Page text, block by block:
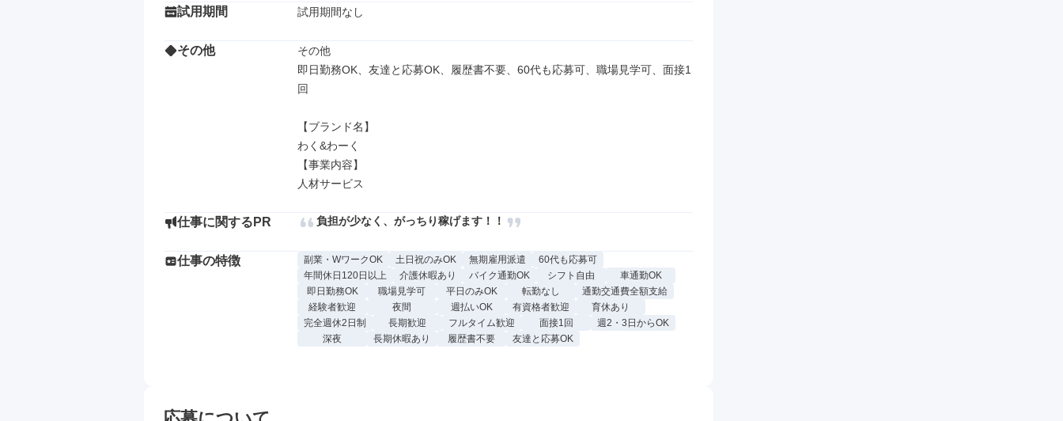
試用期間 試用期間なし
その他
その他
即日勤務OK、友達と応募OK、履歴書不要、60代も応募可、職場見学可、面接1
回
【ブランド名】
わく&わーく
【事業内容】
人材サービス
仕事に関するPR 負担が少なく、がっちり稼げます！！
仕事の特徴 副業・WワークOK 土日祝のみOK 無期雇用派遣
60代も応募可
年間休日120日以上
介護休暇あり バイク通勤OK シフト自由
車通勤OK
即日勤務OK
職場見学可 平日のみOK 転勤なし
通勤交通費全額支給
経験者歓迎
夜間 週払いOK 有資格者歓迎
育休あり
完全週休2日制
長期歓迎 フルタイム歓迎 面接1回
週2・3日からOK
深夜
長期休暇あり 履歴書不要 友達と応募OK